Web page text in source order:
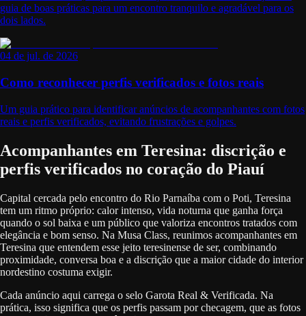
guia de boas práticas para um encontro tranquilo e agradável para os
dois lados.
04 de jul. de 2026
Como reconhecer perfis verificados e fotos reais
Um guia prático para identificar anúncios de acompanhantes com fotos
reais e perfis verificados, evitando frustrações e golpes.
Acompanhantes em Teresina: discrição e
perfis verificados no coração do Piauí
Capital cercada pelo encontro do Rio Parnaíba com o Poti, Teresina
tem um ritmo próprio: calor intenso, vida noturna que ganha força
quando o sol baixa e um público que valoriza encontros tratados com
elegância e bom senso. Na Musa Class, reunimos acompanhantes em
Teresina que entendem esse jeito teresinense de ser, combinando
proximidade, conversa boa e a discrição que a maior cidade do interior
nordestino costuma exigir.
Cada anúncio aqui carrega o selo Garota Real & Verificada. Na
prática, isso significa que os perfis passam por checagem, que as fotos